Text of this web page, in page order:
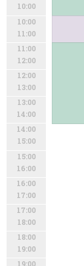
10:00
10:00
11:00
11:00
12:00
12:00
13:00
13:00
14:00
14:00
15:00
15:00
16:00
16:00
17:00
17:00
18:00
18:00
19:00
19:00